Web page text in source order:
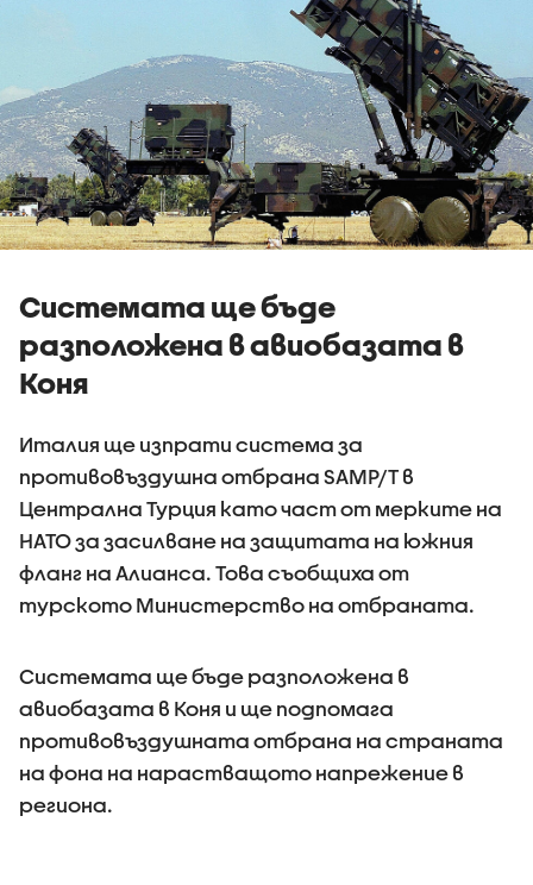
Системата ще бъде
разположена в авиобазата в
Коня
Италия ще изпрати система за
противовъздушна отбрана SAMP/T в
Централна Турция като част от мерките на
НАТО за засилване на защитата на южния
фланг на Алианса. Това съобщиха от
турското Министерство на отбраната.
Системата ще бъде разположена в
авиобазата в Коня и ще подпомага
противовъздушната отбрана на страната
на фона на нарастващото напрежение в
региона.